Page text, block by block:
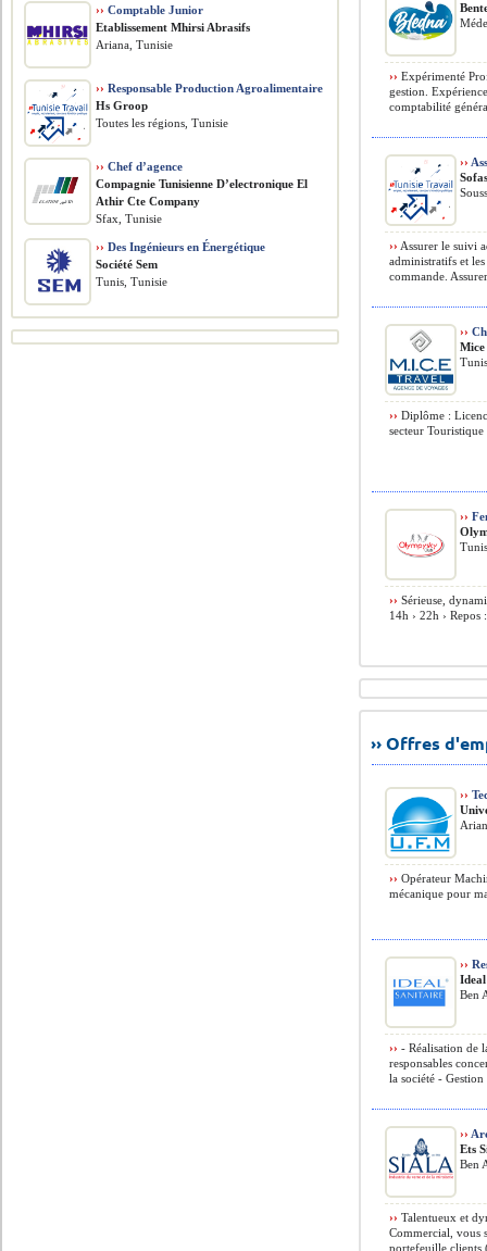
›› Expérimenté
gestion.
comptabilité
››
›› Assurer le suivi
administratifs et
commande.
››
›› Diplôme :
secteur
››
›› Sérieuse,
14h › 22h ›
›› Offres
››
›› Opérateur
mécanique pour
››
Ben
›› - Réalisation de
responsables
la société - Gestion
››
Ets
Ben
›› Talentueux et
Commercial, vous
portefeuille clients
›› Comptable Junior
Etablissement Mhirsi Abrasifs
Ariana, Tunisie
›› Responsable Production Agroalimentaire
Hs Groop
Toutes les régions, Tunisie
›› Chef d’agence
Compagnie Tunisienne D’electronique El
Athir Cte Company
Sfax, Tunisie
›› Des Ingénieurs en Énergétique
Société Sem
Tunis, Tunisie